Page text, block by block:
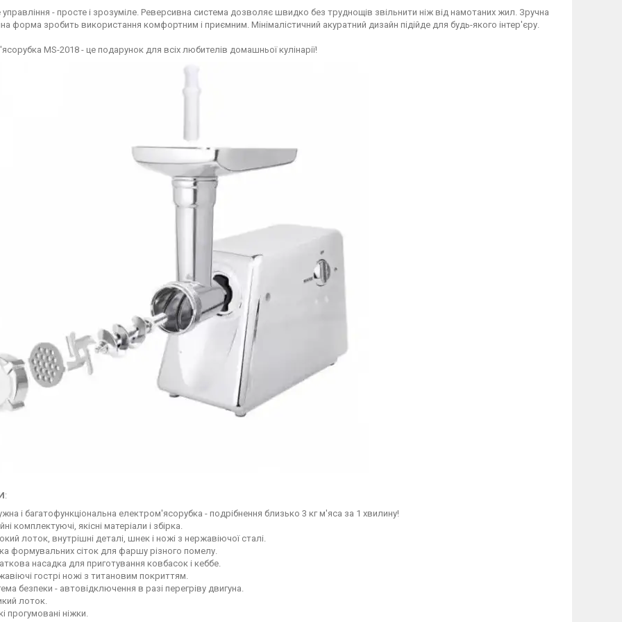
управління - просте і зрозуміле. Реверсивна система дозволяє швидко без труднощів звільнити ніж від намотаних жил. Зручна
форма зробить використання комфортним і приємним. Мінімалістичний акуратний дизайн підійде для будь-якого інтер'єру.
MS-2018 - це подарунок для всіх любителів домашньої кулінарії!
:
і багатофункціональна електром'ясорубка - подрібнення близько 3 кг м'яса за 1 хвилину!
комплектуючі, якісні матеріали і збірка.
лоток, внутрішні деталі, шнек і ножі з нержавіючої сталі.
формувальних сіток для фаршу різного помелу.
насадка для приготування ковбасок і кеббе.
гострі ножі з титановим покриттям.
безпеки - автовідключення в разі перегріву двигуна.
лоток.
прогумовані ніжки.